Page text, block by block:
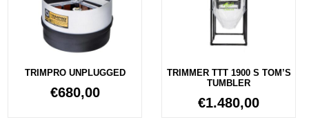
TRIMPRO UNPLUGGED
€680,00
TRIMMER TTT 1900 S TOM’S
TUMBLER
€1.480,00